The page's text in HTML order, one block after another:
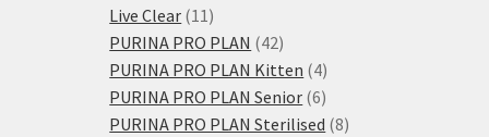
Live Clear 11 11
produktů
PURINA PRO PLAN 4242
produktů
PURINA PRO PLAN Kitten 44
produkty
PURINA PRO PLAN Senior 66
produktů
PURINA PRO PLAN Sterilised 88